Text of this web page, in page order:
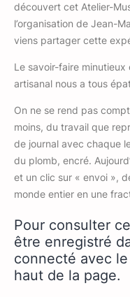
découvert cet Atelier-
l’organisation de Jean-
viens partager cette
Le savoir-faire
artisanal nous a tous
On ne se rend pas
moins, du travail que
de journal avec chaque
du plomb, encré.
et un clic sur « envoi »,
monde entier en une
Pour consulter
être enregistré
connecté avec
haut de la page.